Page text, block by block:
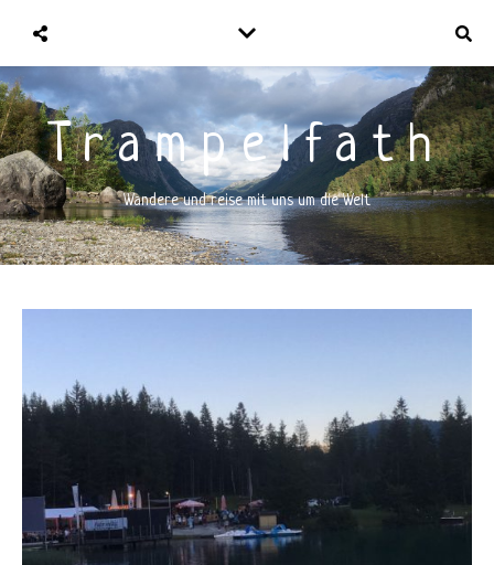
Trampelfath
Wandere und reise mit uns um die Welt